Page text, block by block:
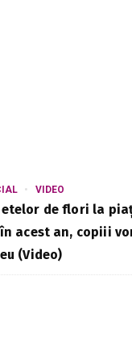
VIDEO
de flori la
acest an, copiii
(Video)